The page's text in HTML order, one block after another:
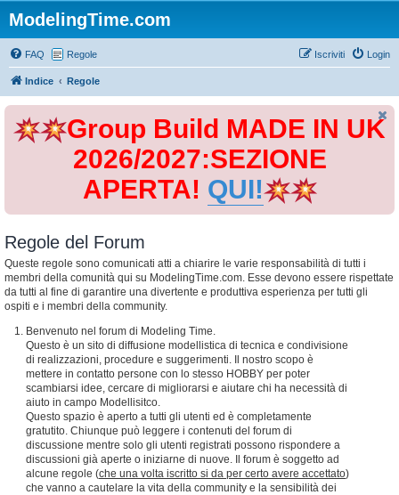
ModelingTime.com
FAQ Regole Login
Iscriviti
Indice Regole
Group Build MADE IN UK
2026/2027:SEZIONE
APERTA! QUI!
Regole del Forum
Queste regole sono comunicati atti a chiarire le varie responsabilità di tutti i
membri della comunità qui su ModelingTime.com. Esse devono essere rispettate
da tutti al fine di garantire una divertente e produttiva esperienza per tutti gli
ospiti e i membri della community.
Benvenuto nel forum di Modeling Time.
Questo è un sito di diffusione modellistica di tecnica e condivisione
di realizzazioni, procedure e suggerimenti. Il nostro scopo è
mettere in contatto persone con lo stesso HOBBY per poter
scambiarsi idee, cercare di migliorarsi e aiutare chi ha necessità di
aiuto in campo Modellisitco.
Questo spazio è aperto a tutti gli utenti ed è completamente
gratutito. Chiunque può leggere i contenuti del forum di
discussione mentre solo gli utenti registrati possono rispondere a
discussioni già aperte o iniziarne di nuove. Il forum è soggetto ad
alcune regole (che una volta iscritto si da per certo avere accettato)
che vanno a cautelare la vita della community e la sensibilità dei